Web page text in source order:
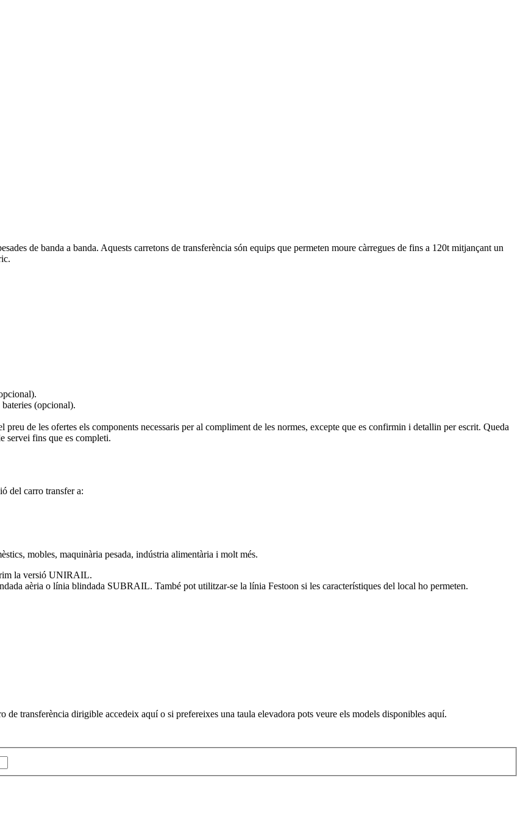
de banda a banda. Aquests carretons de transferència són equips que permeten moure càrregues de fins a 120t mitjançant un
(opcional).
preu de les ofertes els components necessaris per al compliment de les normes, excepte que es confirmin i detallin per escrit. Queda
servei fins que es completi.
del carro transfer a:
mobles, maquinària pesada, indústria alimentària i molt més.
la versió UNIRAIL.
aèria o línia blindada SUBRAIL. També pot utilitzar-se la línia Festoon si les característiques del local ho permeten.
de transferència dirigible accedeix aquí o si prefereixes una taula elevadora pots veure els models disponibles aquí.